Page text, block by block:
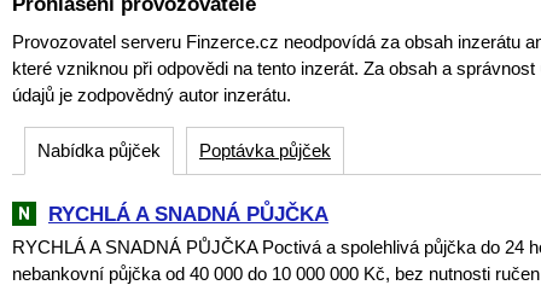
Provozovatel serveru Finzerce.cz neodpovídá za obsah inzerátu
které vzniknou při odpovědi na tento inzerát. Za obsah a
údajů je zodpovědný autor inzerátu.
Nabídka půjček Poptávka půjček
RYCHLÁ A SNADNÁ PŮJČKA
RYCHLÁ A SNADNÁ PŮJČKA Poctivá a spolehlivá půjčka do 24
nebankovní půjčka od 40 000 do 10 000 000 Kč, bez nutnosti